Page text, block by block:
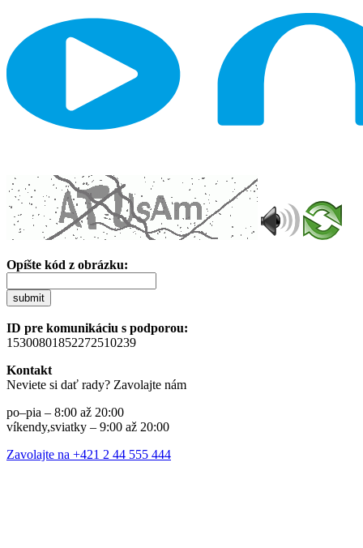
Opíšte kód z obrázku:
submit
ID pre komunikáciu s podporou:
15300801852272510239
Kontakt
Neviete si dať rady? Zavolajte nám
po–pia – 8:00 až 20:00
víkendy,sviatky – 9:00 až 20:00
Zavolajte na +421 2 44 555 444